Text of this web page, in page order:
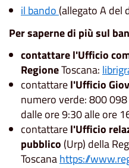
il bando (allegato A del
Per saperne di più sul
contattare l'Ufficio
RegioneToscana:
contattarel'Ufficio
numero verde: 800
dalle ore 9:30 alle ore
contattarel'Ufficio
pubblico (Urp) della
Toscanahttps://